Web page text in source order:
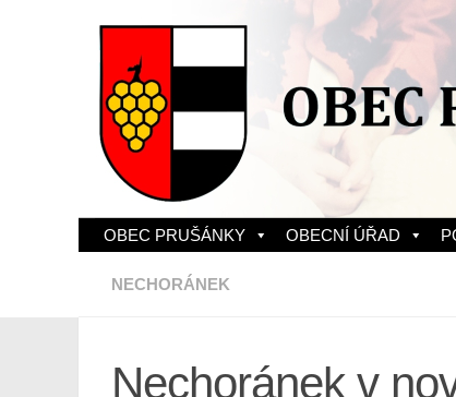
Skip to content
OBEC PRUŠÁNKY OBECNÍ ÚŘAD
NECHORÁNEK
Nechoránek v